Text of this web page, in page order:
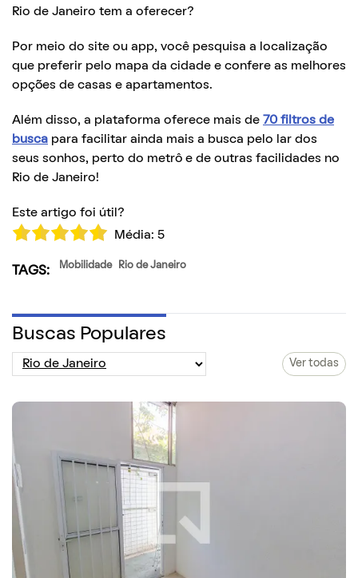
Rio de Janeiro tem a oferecer?
Por meio do site ou app, você pesquisa a localização
que preferir pelo mapa da cidade e confere as melhores
opções de casas e apartamentos.
Além disso, a plataforma oferece mais de 70 filtros de
busca para facilitar ainda mais a busca pelo lar dos
seus sonhos, perto do metrô e de outras facilidades no
Rio de Janeiro!
Este artigo foi útil?
Média: 5
TAGS: Mobilidade Rio de Janeiro
Buscas Populares
Ver todas